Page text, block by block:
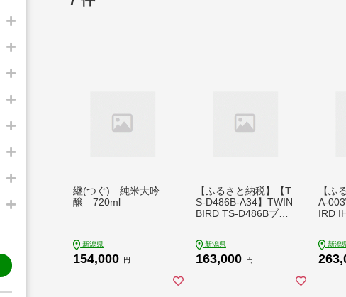
継(つぐ) 純米大吟
醸 720ml
新潟県
154,000 円
【ふるさと納税】【T
S-D486B-A34】TWIN
BIRD TS-D486Bブラ
ット
新潟県
163,000 円
【ふ
A-
IRD
新潟